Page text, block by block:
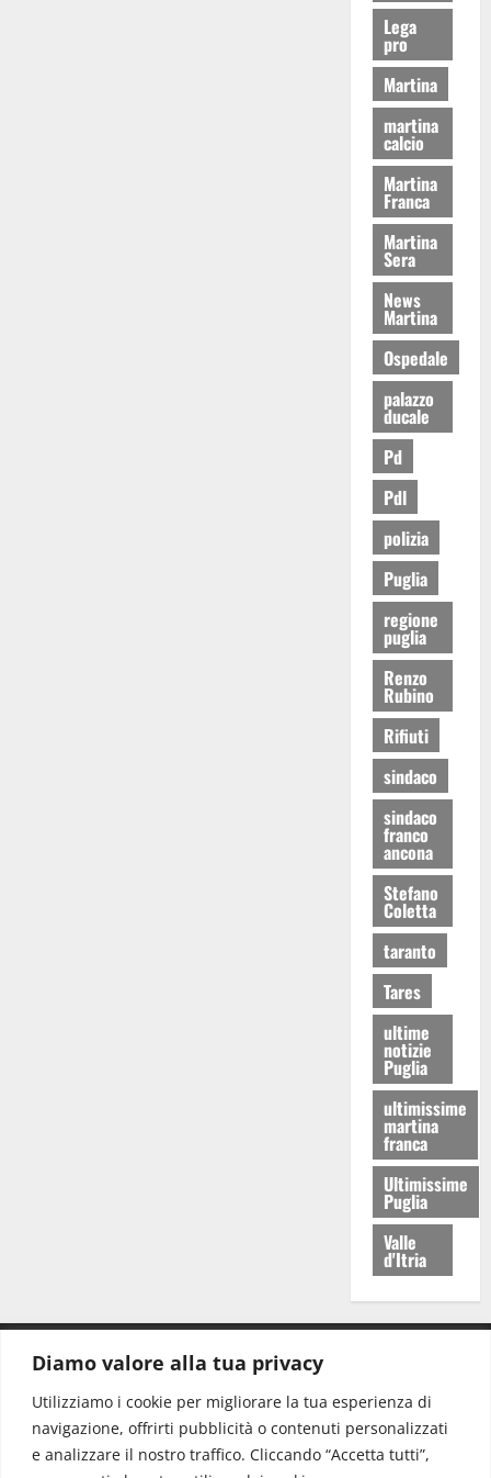
Diamo valore alla tua privacy
Utilizziamo i cookie per migliorare la tua esperienza di
navigazione, offrirti pubblicità o contenuti personalizzati
e analizzare il nostro traffico. Cliccando “Accetta tutti”,
Lega
pro
Martina
martina
calcio
Martina
Franca
Martina
Sera
News
Martina
Ospedale
palazzo
ducale
Pd
Pdl
polizia
Puglia
regione
puglia
Renzo
Rubino
Rifiuti
sindaco
sindaco
franco
ancona
Stefano
Coletta
taranto
Tares
ultime
notizie
Puglia
ultimissime
martina
franca
Ultimissime
Puglia
Valle
d'Itria
Redazione: redazione@www.martinasera.it
Direttore:direttore@www.martinasera.it